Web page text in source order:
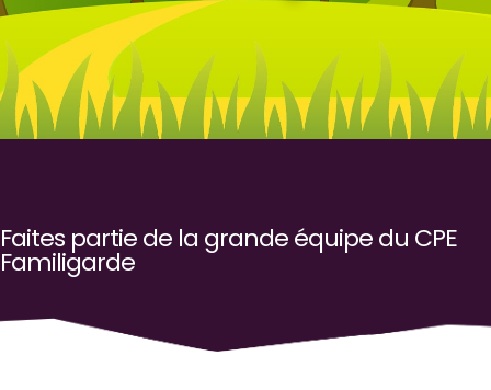
Faites partie de la grande équipe du CPE
Familigarde